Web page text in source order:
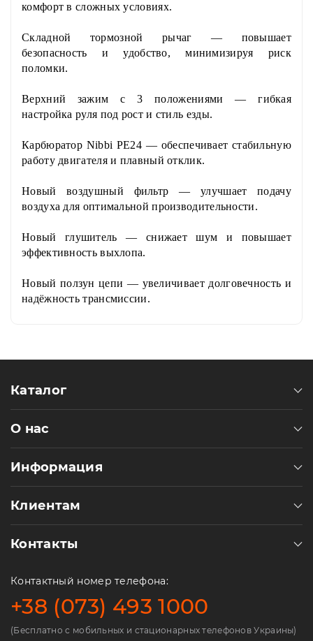
комфорт в сложных условиях.
Складной тормозной рычаг — повышает
безопасность и удобство, минимизируя риск
поломки.
Верхний зажим с 3 положениями — гибкая
настройка руля под рост и стиль езды.
Карбюратор Nibbi PE24 — обеспечивает стабильную
работу двигателя и плавный отклик.
Новый воздушный фильтр — улучшает подачу
воздуха для оптимальной производительности.
Новый глушитель — снижает шум и повышает
эффективность выхлопа.
Новый ползун цепи — увеличивает долговечность и
надёжность трансмиссии.
Каталог
О нас
Информация
Клиентам
Контакты
Контактный номер телефона:
+38 (073) 493 1000
(Бесплатно с мобильных и стационарных телефонов Украины)